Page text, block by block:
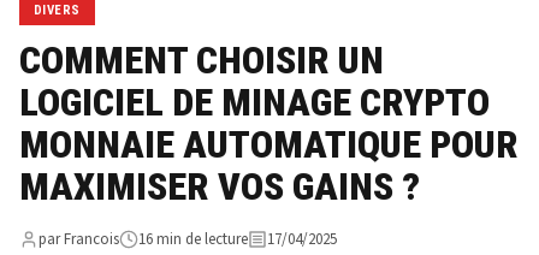
DIVERS
COMMENT CHOISIR UN
LOGICIEL DE MINAGE CRYPTO
MONNAIE AUTOMATIQUE POUR
MAXIMISER VOS GAINS ?
par Francois 16 min de lecture 17/04/2025